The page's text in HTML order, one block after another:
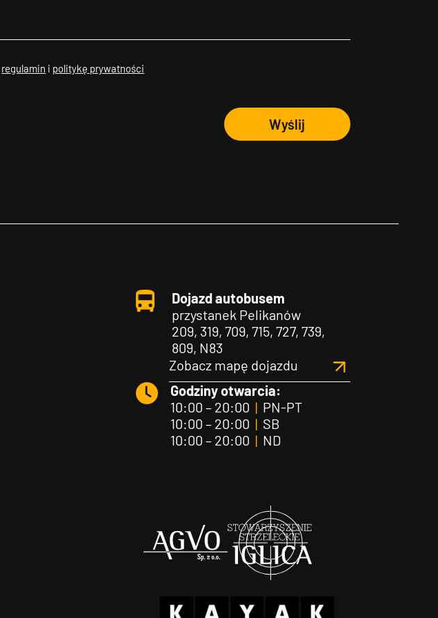
regulamin i politykę prywatności
Wyślij
Dojazd autobusem
przystanek Pelikanów
209, 319, 709, 715, 727, 739,
809, N83
Zobacz mapę dojazdu
Godziny otwarcia:
10:00 – 20:00 |PN-PT
10:00 – 20:00 |SB
10:00 – 20:00 |ND
Agvo Iglica